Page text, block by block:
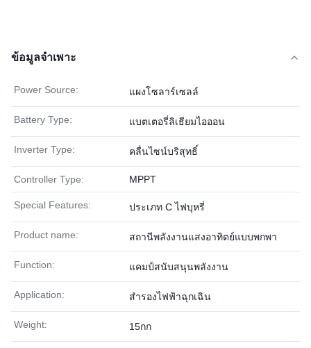
ข้อมูลจำเพาะ
Power Source: แผงโซลาร์เซลล์
Battery Type: แบตเตอรี่ลิเธียมไอออน
Inverter Type: คลื่นไซน์บริสุทธิ์
Controller Type: MPPT
Special Features: ประเภท C ไฟบุหรี่
Product name: สถานีพลังงานแสงอาทิตย์แบบพกพา
Function: แคมป์สนับสนุนพลังงาน
Application: สำรองไฟฟ้าฉุกเฉิน
Weight: 15กก